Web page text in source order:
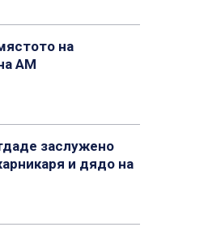
на
АМ
заслужено
и дядо на